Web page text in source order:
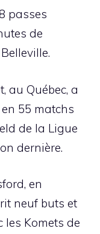
passes
de
au Québec, a
55 matchs
de la Ligue
dernière.
en
neuf buts et
les Komets de